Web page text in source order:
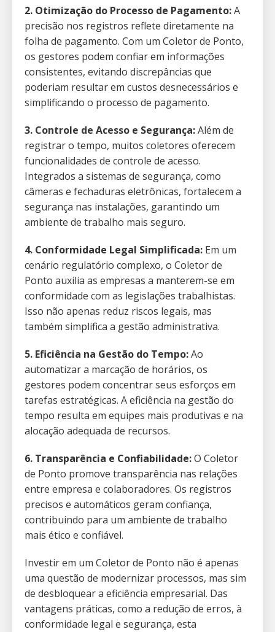
2. Otimização do Processo de Pagamento:A
precisão nos registros reflete diretamente na
folha de pagamento. Com um Coletor de Ponto,
os gestores podem confiar em informações
consistentes, evitando discrepâncias que
poderiam resultar em custos desnecessários e
simplificando o processo de pagamento.
3. Controle de Acesso e Segurança:Além de
registrar o tempo, muitos coletores oferecem
funcionalidades de controle de acesso.
Integrados a sistemas de segurança, como
câmeras e fechaduras eletrônicas, fortalecem a
segurança nas instalações, garantindo um
ambiente de trabalho mais seguro.
4. Conformidade Legal Simplificada: Em um
cenário regulatório complexo, o Coletor de
Ponto auxilia as empresas a manterem-se em
conformidade com as legislações trabalhistas.
Isso não apenas reduz riscos legais, mas
também simplifica a gestão administrativa.
5. Eficiência na Gestão do Tempo:Ao
automatizar a marcação de horários, os
gestores podem concentrar seus esforços em
tarefas estratégicas. A eficiência na gestão do
tempo resulta em equipes mais produtivas e na
alocação adequada de recursos.
6. Transparência e Confiabilidade:O Coletor
de Ponto promove transparência nas relações
entre empresa e colaboradores. Os registros
precisos e automáticos geram confiança,
contribuindo para um ambiente de trabalho
mais ético e confiável.
Investir em um Coletor de Ponto não é apenas
uma questão de modernizar processos, mas sim
de desbloquear a eficiência empresarial. Das
vantagens práticas, como a redução de erros, à
conformidade legal e segurança, esta